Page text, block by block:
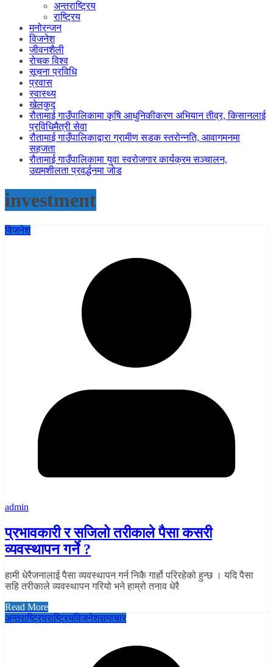
अन्तराष्ट्रिय
राष्ट्रिय
मनोरन्जन
विजनेश
जीवनशैली
रोचक विश्व
सूचना प्रविधि
प्रवास
स्वास्थ्य
खेलकुद
रौतामाई गाउँपालिकामा कृषि आधुनिकीकरण अभियान तीव्र, किसानलाई
प्रविधिमैत्री सेवा
रौतामाई गाउँपालिकाद्वारा ग्रामीण सडक स्तरोन्नति, आवागमनमा
सहजता
रौतामाई गाउँपालिकामा युवा स्वरोजगार कार्यक्रम सञ्चालन,
उद्यमशीलता प्रवर्द्धनमा जोड
investment
विजनेश
admin
प्रभावकारी र सजिलो तरीकाले पैसा कसरी
व्यवस्थापन गर्ने ?
हामी धेरैजनालाई पैसा व्यवस्थापन गर्न निकै गार्हो परिरहेको हुन्छ । यदि पैसा
सहि तरीकाले व्यवस्थापन गरियो भने हाम्रो तनाव धेरै
Read More
अन्तराष्ट्रियराष्ट्रियविजनेशसमाचार